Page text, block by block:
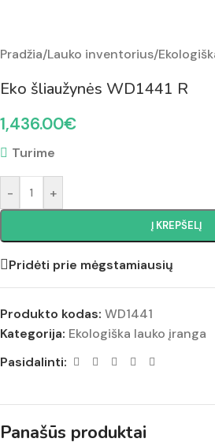
Pradžia/Lauko inventorius/
Eko šliaužynės WD1441 R
1,436.00€
Turime
- +
Į KREPŠELĮ
Pridėti prie mėgstamiausių
Produkto kodas: WD1441
Kategorija: Ekologiška lauko įranga
Pasidalinti:
Panašūs produktai